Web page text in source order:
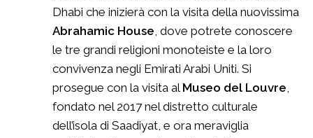
Dhabi che inizierà con la visita della nuovissima
Abrahamic House, dove potrete conoscere
le tre grandi religioni monoteiste e la loro
convivenza negli Emirati Arabi Uniti. Si
prosegue con la visita al Museo del Louvre,
fondato nel 2017 nel distretto culturale
dell’isola di Saadiyat, e ora meraviglia